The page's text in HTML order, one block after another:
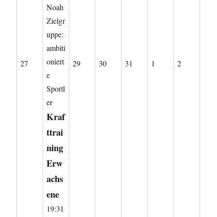
27
Noah
Zielgr
uppe:
ambiti
oniert
e
Sportl
er
Kraf
ttrai
ning
Erw
achs
ene
19:31
2929.
3030.
31 1 22.